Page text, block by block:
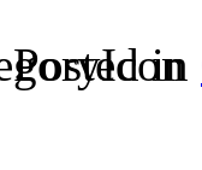
Posted in